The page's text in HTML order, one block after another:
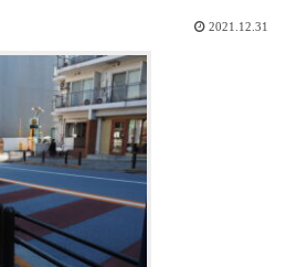
2021.12.31